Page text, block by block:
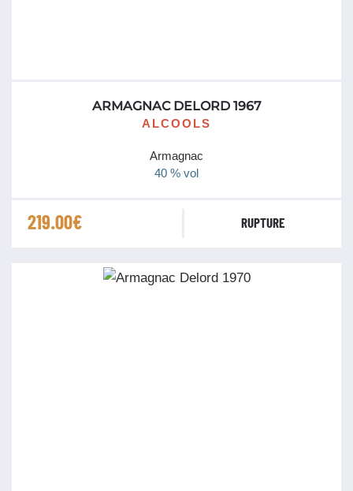
ARMAGNAC DELORD 1967
ALCOOLS
Armagnac
40 % vol
219.00€ RUPTURE